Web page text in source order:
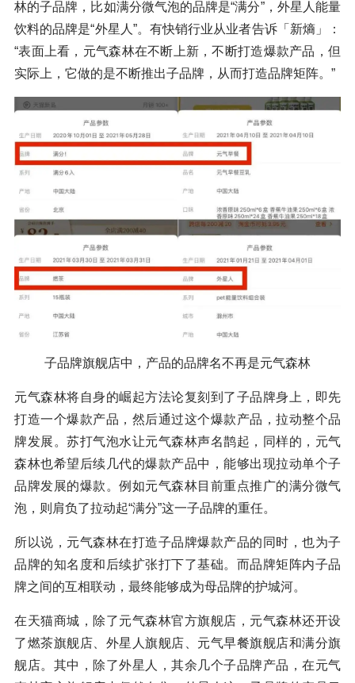
林的子品牌，比如满分微气泡的品牌是“满分”，外星人能量
饮料的品牌是“外星人”。有快销行业从业者告诉「新熵」：
“表面上看，元气森林在不断上新，不断打造爆款产品，但
实际上，它做的是不断推出子品牌，从而打造品牌矩阵。”
子品牌旗舰店中，产品的品牌名不再是元气森林
元气森林将自身的崛起方法论复刻到了子品牌身上，即先
打造一个爆款产品，然后通过这个爆款产品，拉动整个品
牌发展。苏打气泡水让元气森林声名鹊起，同样的，元气
森林也希望后续几代的爆款产品中，能够出现拉动单个子
品牌发展的爆款。例如元气森林目前重点推广的满分微气
泡，则肩负了拉动起“满分”这一子品牌的重任。
所以说，元气森林在打造子品牌爆款产品的同时，也为子
品牌的知名度和后续扩张打下了基础。而品牌矩阵内子品
牌之间的互相联动，最终能够成为母品牌的护城河。
在天猫商城，除了元气森林官方旗舰店，元气森林还开设
了燃茶旗舰店、外星人旗舰店、元气早餐旗舰店和满分旗
舰店。其中，除了外星人，其余几个子品牌产品，在元气